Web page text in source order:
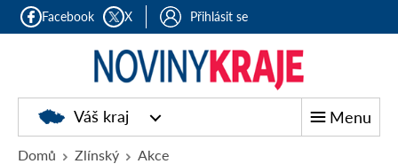
Facebook X Přihlásit se
Noviny
kraje
Váš kraj Menu
Domů Zlínský Akce